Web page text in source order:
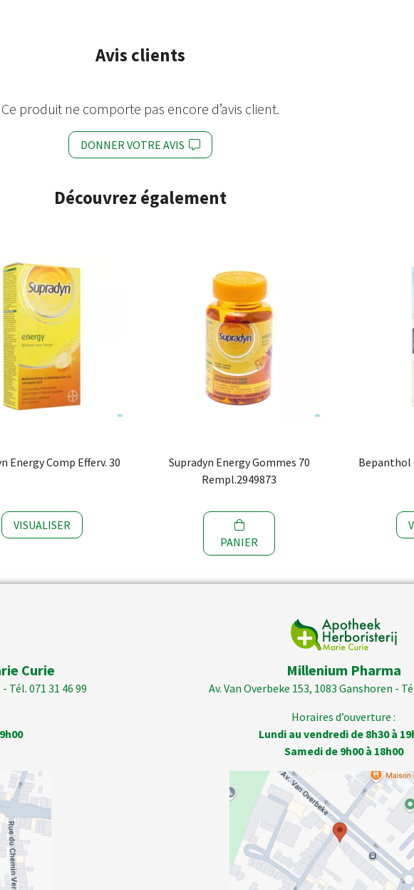
Avis clients
Ce produit ne comporte pas encore d’avis client.
DONNER VOTRE AVIS
Découvrez également
Energy Comp Efferv. 30
VISUALISER
Supradyn Energy Gommes 70
Rempl.2949873
PANIER
Bepanthol
Curie
Tél. 071 31 46 99
Millenium Pharma
Av. Van Overbeke 153, 1083 Ganshoren -
Horaires d’ouverture :
Lundi au vendredi de 8h30 à
Samedi de 9h00 à 18h00